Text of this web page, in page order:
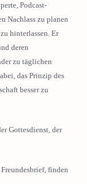
Podcast-
Nachlass zu planen
hinterlassen. Er
deren
zu täglichen
das Prinzip des
besser zu
Gottesdienst, der
finden